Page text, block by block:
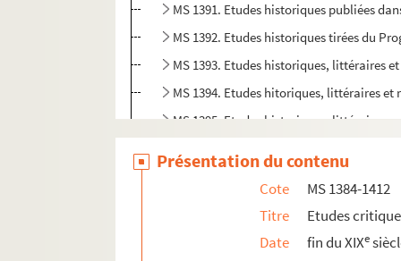
MS 1391. Etudes historiques publiées
MS 1392. Etudes historiques tirées du
MS 1393. Etudes historiques, littéraires
MS 1394. Etudes hitoriques, littéraires
MS 1395. Etudes historiques, littéraires,
Présentation du contenu
Cote
MS 1384-1412
Titre
Etudes
Date
fin du XIXe